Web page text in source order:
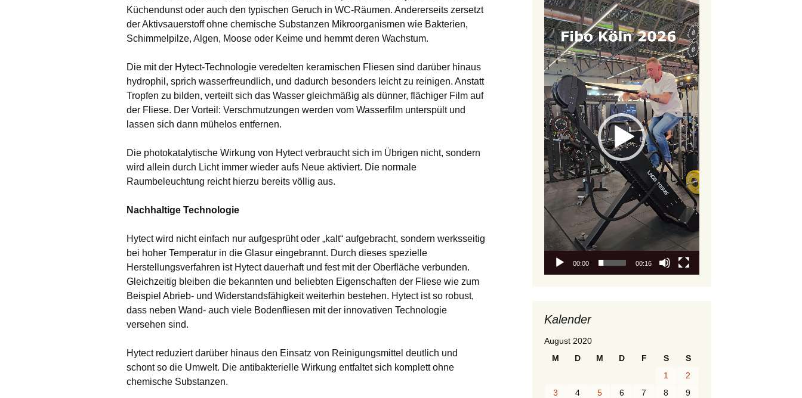
Küchendunst oder auch den typischen Geruch in WC-Räumen. Andererseits zersetzt
der Aktivsauerstoff ohne chemische Substanzen Mikroorganismen wie Bakterien,
Schimmelpilze, Algen, Moose oder Keime und hemmt deren Wachstum.
Die mit der Hytect-Technologie veredelten keramischen Fliesen sind darüber hinaus
hydrophil, sprich wasserfreundlich, und dadurch besonders leicht zu reinigen. Anstatt
Tropfen zu bilden, verteilt sich das Wasser gleichmäßig als dünner, flächiger Film auf
der Fliese. Der Vorteil: Verschmutzungen werden vom Wasserfilm unterspült und
lassen sich dann mühelos entfernen.
Die photokatalytische Wirkung von Hytect verbraucht sich im Übrigen nicht, sondern
wird allein durch Licht immer wieder aufs Neue aktiviert. Die normale
Raumbeleuchtung reicht hierzu bereits völlig aus.
Nachhaltige Technologie
Hytect wird nicht einfach nur aufgesprüht oder „kalt“ aufgebracht, sondern werksseitig
bei hoher Temperatur in die Glasur eingebrannt. Durch dieses spezielle
Herstellungsverfahren ist Hytect dauerhaft und fest mit der Oberfläche verbunden.
Gleichzeitig bleiben die bekannten und beliebten Eigenschaften der Fliese wie zum
Beispiel Abrieb- und Widerstandsfähigkeit weiterhin bestehen. Hytect ist so robust,
dass neben Wand- auch viele Bodenfliesen mit der innovativen Technologie
versehen sind.
Hytect reduziert darüber hinaus den Einsatz von Reinigungsmittel deutlich und
schont so die Umwelt. Die antibakterielle Wirkung entfaltet sich komplett ohne
chemische Substanzen.
Video-
Player
00:00 00:16
Kalender
August 2020
M
D M D F S
S
1
2
3
4 5 6 7 8
9